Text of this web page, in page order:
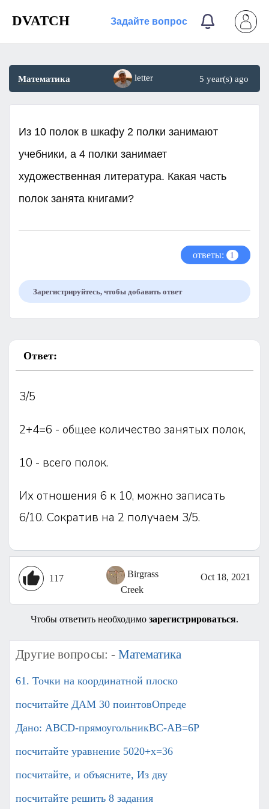
DVATCH Задайте вопрос
Математика letter 5 year(s) ago
Из 10 полок в шкафу 2 полки занимают
учебники, а 4 полки занимает
художественная литература. Какая часть
полок занята книгами?
ответы: 1
Зарегистрируйтесь, чтобы добавить ответ
Ответ:
3/5
2+4=6 - общее количество занятых полок,
10 - всего полок.
Их отношения 6 к 10, можно записать
6/10. Сократив на 2 получаем 3/5.
117
Birgrass
Creek
Oct 18, 2021
Чтобы ответить необходимо зарегистрироваться.
Другие вопросы: - Математика
61. Точки на координатной плоско
посчитайте ДАМ 30 поинтовОпреде
Дано: ABCD-прямоугольникBC-AB=6P
посчитайте уравнение 5020+x=36
посчитайте, и объясните, Из дву
посчитайте решить 8 задания​